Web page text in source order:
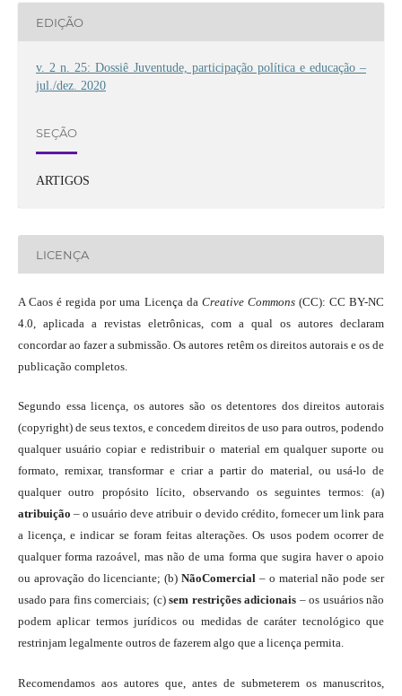
EDIÇÃO
v. 2 n. 25: Dossiê Juventude, participação política e educação –
jul./dez. 2020
SEÇÃO
ARTIGOS
LICENÇA
A Caos é regida por uma Licença da Creative Commons(CC): CC BY-NC
4.0, aplicada a revistas eletrônicas, com a qual os autores declaram
concordar ao fazer a submissão. Os autores retêm os direitos autorais e os de
publicação completos.
Segundo essa licença, os autores são os detentores dos direitos autorais
(copyright) de seus textos, e concedem direitos de uso para outros, podendo
qualquer usuário copiar e redistribuir o material em qualquer suporte ou
formato, remixar, transformar e criar a partir do material, ou usá-lo de
qualquer outro propósito lícito, observando os seguintes termos: (a)
atribuição – o usuário deve atribuir o devido crédito, fornecer um link para
a licença, e indicar se foram feitas alterações. Os usos podem ocorrer de
qualquer forma razoável, mas não de uma forma que sugira haver o apoio
ou aprovação do licenciante; (b)NãoComercial – o material não pode ser
usado para fins comerciais; (c)sem restrições adicionais – os usuários não
podem aplicar termos jurídicos ou medidas de caráter tecnológico que
restrinjam legalmente outros de fazerem algo que a licença permita.
Recomendamos aos autores que, antes de submeterem os manuscritos,